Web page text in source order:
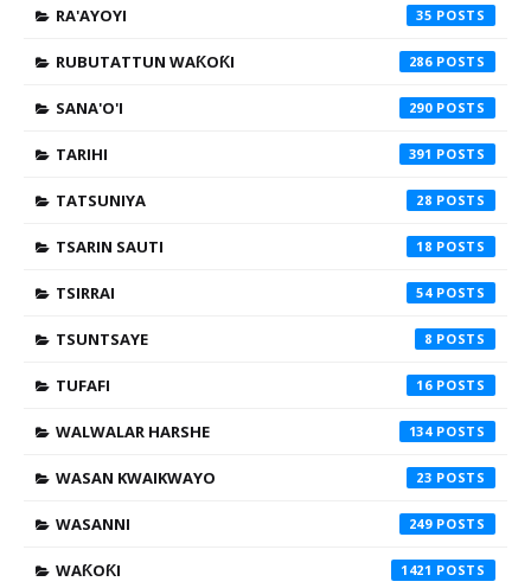
RA'AYOYI 35
RUBUTATTUN WAƘOƘI 286
SANA'O'I 290
TARIHI 391
TATSUNIYA 28
TSARIN SAUTI 18
TSIRRAI 54
TSUNTSAYE 8
TUFAFI 16
WALWALAR HARSHE 134
WASAN KWAIKWAYO 23
WASANNI 249
WAƘOƘI 1421